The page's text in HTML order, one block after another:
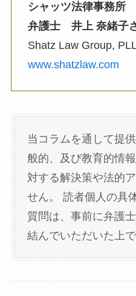
シャッツ法律事務所
弁護士 井上 奈緒子
Shatz Law Group,
www.shatzlaw.com
当コラムを通して提
般的、及び教育的情
対する解決策や法的
せん。 読者個人の具
質問は、事前に弁護
結んでいただいた上